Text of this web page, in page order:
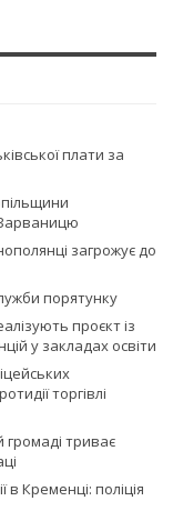
плати за
загрожує до
порятунку
проєкт із
у закладах освіти
торгівлі
громаді триває
в Кременці: поліція